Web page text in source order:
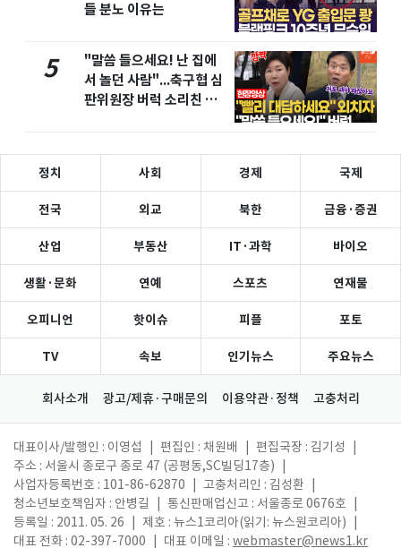
들 분노 이유는
5
"말씀 들으세요! 난 집에
서 놀던 사람"...축구협 심
판위원장 버럭 소리친 이
정치 사회 경제 국제
전국 외교 북한 금융·증권
산업 부동산 IT·과학 바이오
생활·문화 연예 스포츠 연재물
오피니언 핫이슈 피플 포토
TV 속보 인기뉴스 주요뉴스
회사소개 광고/제휴·구매문의 이용약관·정책 고충처리
대표이사/발행인 : 이영섭 편집인 : 채원배 편집국장 : 김기성
주소 : 서울시 종로구 종로 47 (공평동,SC빌딩17층)
사업자등록번호 : 101-86-62870
고충처리인 : 김성환
청소년보호책임자 : 안병길
통신판매업신고 : 서울종로 0676호
등록일 : 2011. 05. 26
제호 : 뉴스1코리아(읽기: 뉴스원코리아)
대표 전화 : 02-397-7000
대표 이메일 : webmaster@news1.kr